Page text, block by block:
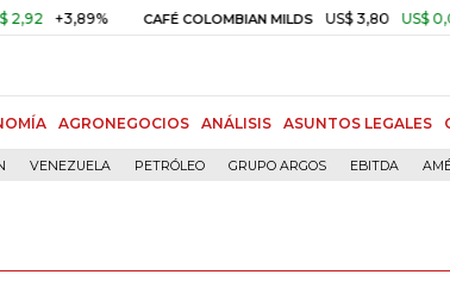
CAFÉ COLOMBIAN MILDS US$ 3,80 US$ 0,05
AGRONEGOCIOS ANÁLISIS ASUNTOS LEGALES
VENEZUELA PETRÓLEO GRUPO ARGOS EBITDA